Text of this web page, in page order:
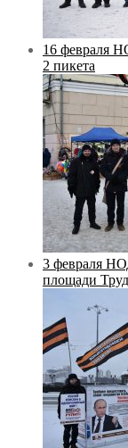
16 февраля
2 пикета
3 февраля
площади